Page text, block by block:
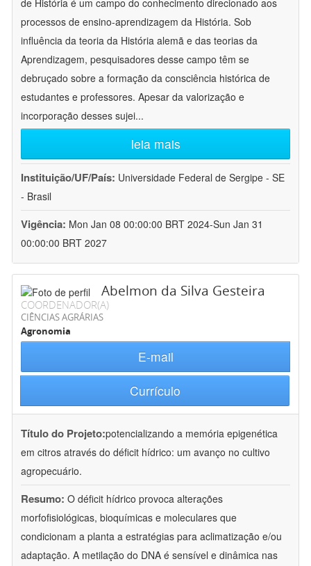
de História é um campo do conhecimento direcionado aos
processos de ensino-aprendizagem da História. Sob
influência da teoria da História alemã e das teorias da
Aprendizagem, pesquisadores desse campo têm se
debruçado sobre a formação da consciência histórica de
estudantes e professores. Apesar da valorização e
incorporação desses sujei...
leia mais
Instituição/UF/País: Universidade Federal de Sergipe - SE
- Brasil
Vigência: Mon Jan 08 00:00:00 BRT 2024-Sun Jan 31
00:00:00 BRT 2027
Abelmon da Silva Gesteira
COORDENADOR(A)
CIÊNCIAS AGRÁRIAS
Agronomia
E-mail
Currículo
Título do Projeto:potencializando a memória epigenética
em citros através do déficit hídrico: um avanço no cultivo
agropecuário.
Resumo: O déficit hídrico provoca alterações
morfofisiológicas, bioquímicas e moleculares que
condicionam a planta a estratégias para aclimatização e/ou
adaptação. A metilação do DNA é sensível e dinâmica nas